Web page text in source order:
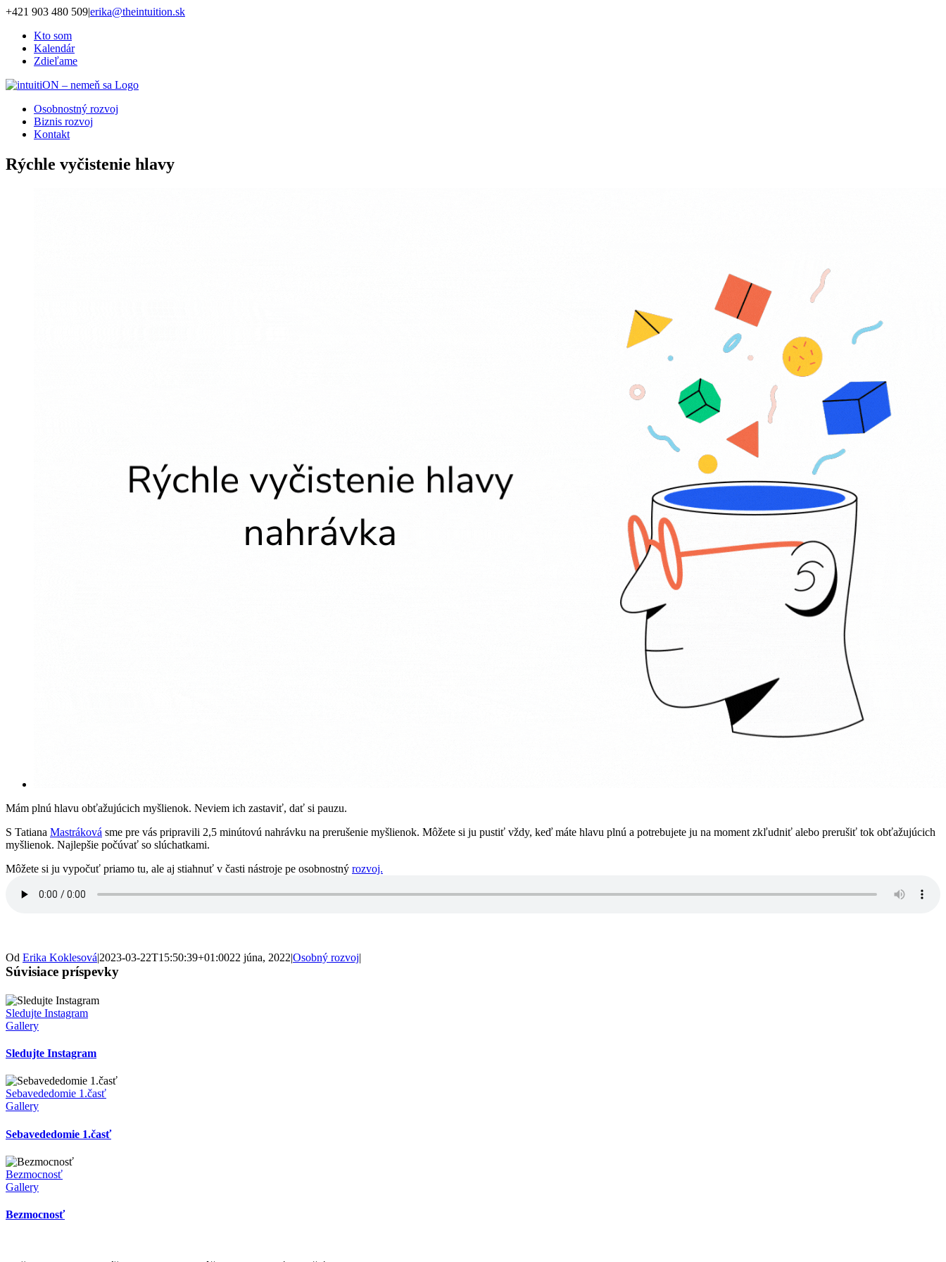
Skip
content
+421 903 480 509|erika@theintuition.sk
Kto som
Kalendár
Zdieľame
Osobnostný rozvoj
Biznis rozvoj
Kontakt
Rýchle vyčistenie hlavy
Mám plnú hlavu obťažujúcich myšlienok. Neviem ich zastaviť, dať si pauzu.
S Tatiana Mastráková sme pre vás pripravili 2,5 minútovú nahrávku na prerušenie myšlienok. Môžete si ju pustiť vždy, keď máte hlavu plnú a potrebujete ju na moment zkľudniť alebo prerušiť tok obťažujúcich
myšlienok. Najlepšie počúvať so slúchatkami.
Môžete si ju vypočuť priamo tu, ale aj stiahnuť v časti nástroje pe osobnostný rozvoj.
Od Erika Koklesová|2023-03-22T15:50:39+01:0022 júna, 2022|Osobný rozvoj|
Súvisiace príspevky
Sledujte Instagram
Gallery
Sledujte Instagram
Sebavededomie 1.časť
Gallery
Sebavededomie 1.časť
Bezmocnosť
Gallery
Bezmocnosť